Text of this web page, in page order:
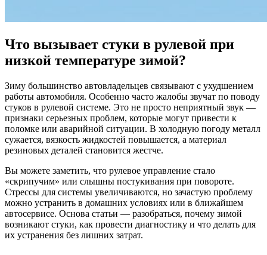
Что вызывает стуки в рулевой при
низкой температуре зимой?
Зиму большинство автовладельцев связывают с ухудшением
работы автомобиля. Особенно часто жалобы звучат по поводу
стуков в рулевой системе. Это не просто неприятный звук —
признаки серьезных проблем, которые могут привести к
поломке или аварийной ситуации. В холодную погоду металл
сужается, вязкость жидкостей повышается, а материал
резиновых деталей становится жестче.
Вы можете заметить, что рулевое управление стало
«скрипучим» или слышны постукивания при повороте.
Стрессы для системы увеличиваются, но зачастую проблему
можно устранить в домашних условиях или в ближайшем
автосервисе. Основа статьи — разобраться, почему зимой
возникают стуки, как провести диагностику и что делать для
их устранения без лишних затрат.